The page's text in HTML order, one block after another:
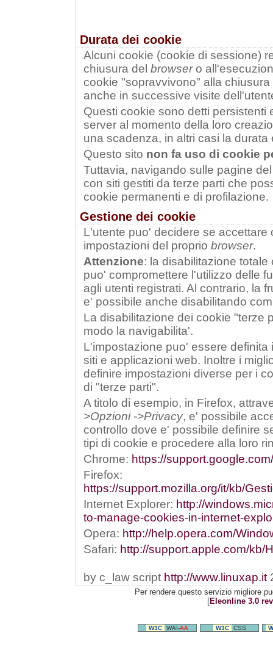
Durata dei cookie
Alcuni cookie (cookie di sessione)
chiusura del browsero
cookie "sopravvivono" alla
anche in successive visite
Questi cookie sono detti persistenti
server al momento della loro
una scadenza, in altri casi la durata
Questo sito non fa uso di cookie
Tuttavia, navigando sulle pagine
con siti gestiti da terze parti che
cookie permanenti e di profilazione.
Gestione dei cookie
L'utente puo' decidere se accettare
impostazioni del proprio browser.
Attenzione: la disabilitazione
puo' compromettere l'utilizzo delle
agli utenti registrati. Al contrario, la
e' possibile anche disabilitando
La disabilitazione dei cookie "terze
modo la navigabilita'.
L'impostazione puo' essere
siti e applicazioni web. Inoltre i
definire impostazioni diverse per i
di "terze parti".
A titolo di esempio, in Firefox,
>Opzioni ->Privacy, e' possibile
controllo dove e' possibile definire
tipi di cookie e procedere alla loro
Chrome: https://
Firefox:
https://support.mozilla.org/it/kb/
Internet Explorer: http://
to-manage-cookies-in-internet-
Opera: http://help.opera.com/
Safari: http://support.apple.com/kb/
by c_law script http://www.linuxap.it
Per rendere questo servizio migliore
[Eleonline 3.0
W3C WAI-AA W3C CSS